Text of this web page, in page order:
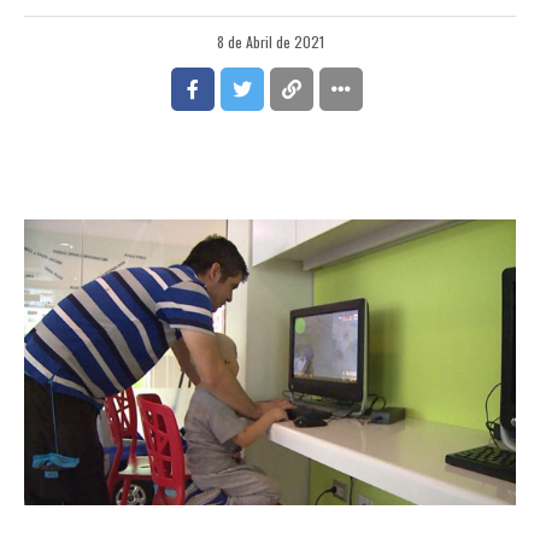
8 de Abril de 2021